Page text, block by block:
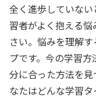
全く進歩していな
習者がよく抱える
さい。悩みを理解
プです。今の学習
分に合った方法を
なたはどんな学習